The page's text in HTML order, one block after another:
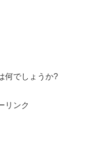
何でしょうか?
リンク